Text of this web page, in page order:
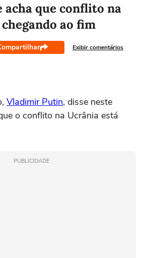
acha que conflito na
ao fim
Exibir comentários
Vladimir Putin, disse neste
o conflito na Ucrânia está
PUBLICIDADE